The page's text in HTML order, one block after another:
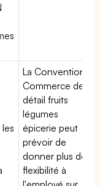
La Convention
Commerce de
détail fruits
légumes
épicerie peut
prévoir de
donner plus de
flexibilité à